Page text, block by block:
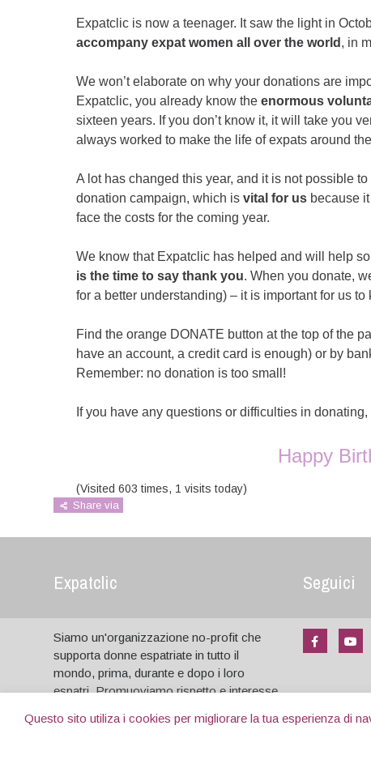
Expatclic is now a teenager. It saw the light in
accompany expat women all over the world , in
We won’t elaborate on why your donations are
Expatclic, you already know theenormous
sixteen years. If you don’t know it, it will take you
always worked to make the life of expats around
A lot has changed this year, and it is not possible
donation campaign, which isvital for us because
face the costs for the coming year.
We know that Expatclic has helped and will help
is the time to say thank you. When you donate,
for a better understanding) – it is important for us
Find the orange DONATE button at the top of the
have an account, a credit card is enough) or by
Remember: no donation is too small!
If you have any questions or difficulties in
Happy
(Visited 603 times, 1 visits today)
Share via
Expatclic
Siamo un'organizzazione no-profit che
supporta donne espatriate in tutto il
mondo, prima, durante e dopo i loro
espatri. Promuoviamo rispetto e interesse
comunicazione online e condivisione
Seguici
Compila
Questo sito utiliza i cookies per migliorare la tua esperienza di